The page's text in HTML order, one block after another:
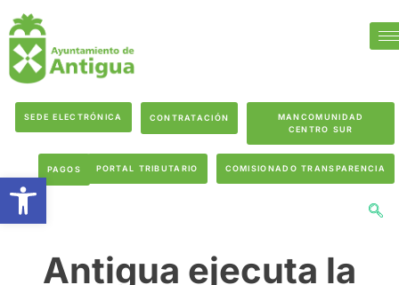
SEDE ELECTRÓNICA CONTRATACIÓN
MANCOMUNIDAD
CENTRO SUR
PAGOS PORTAL TRIBUTARIO COMISIONADO TRANSPARENCIA
Antigua ejecuta la
Abrir barra de herramientas